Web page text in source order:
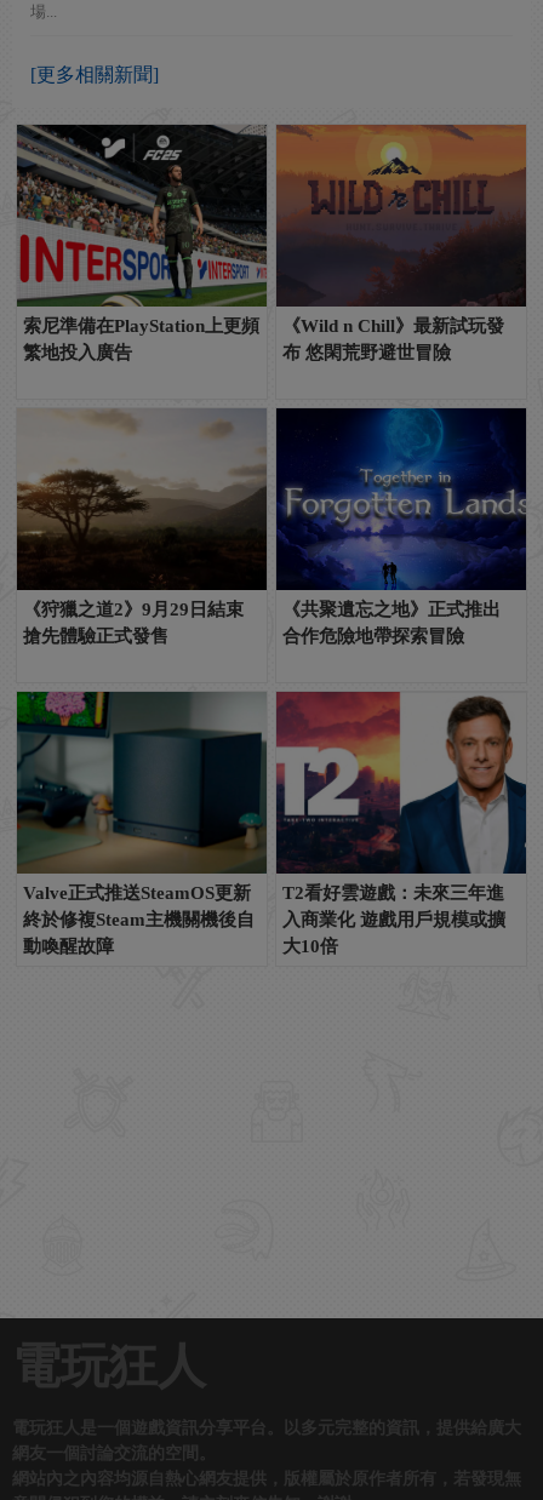
場...
[更多相關新聞]
索尼準備在PlayStation上更頻
繁地投入廣告
《Wild n Chill》最新試玩發
布 悠閑荒野避世冒險
《狩獵之道2》9月29日結束
搶先體驗正式發售
《共聚遺忘之地》正式推出
合作危險地帶探索冒險
Valve正式推送SteamOS更新
終於修複Steam主機關機後自
動喚醒故障
T2看好雲遊戲：未來三年進
入商業化 遊戲用戶規模或擴
大10倍
電玩狂人
電玩狂人是一個遊戲資訊分享平台。以多元完整的資訊，提供給廣大
網友一個討論交流的空間。
網站內之內容均源自熱心網友提供，版權屬於原作者所有，若發現無